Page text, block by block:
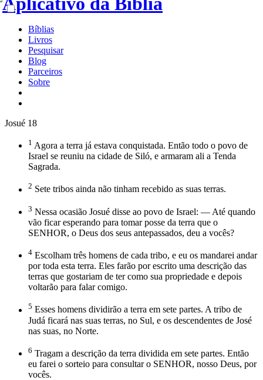
Bíblias
Livros
Pesquisar
Blog
Parceiros
Sobre
Josué 18
1 Agora a terra já estava conquistada. Então todo o povo de
Israel se reuniu na cidade de Siló, e armaram ali a Tenda
Sagrada.
2 Sete tribos ainda não tinham recebido as suas terras.
3 Nessa ocasião Josué disse ao povo de Israel: — Até quando
vão ficar esperando para tomar posse da terra que o
SENHOR, o Deus dos seus antepassados, deu a vocês?
4 Escolham três homens de cada tribo, e eu os mandarei andar
por toda esta terra. Eles farão por escrito uma descrição das
terras que gostariam de ter como sua propriedade e depois
voltarão para falar comigo.
5 Esses homens dividirão a terra em sete partes. A tribo de
Judá ficará nas suas terras, no Sul, e os descendentes de José
nas suas, no Norte.
6 Tragam a descrição da terra dividida em sete partes. Então
eu farei o sorteio para consultar o SENHOR, nosso Deus, por
vocês.